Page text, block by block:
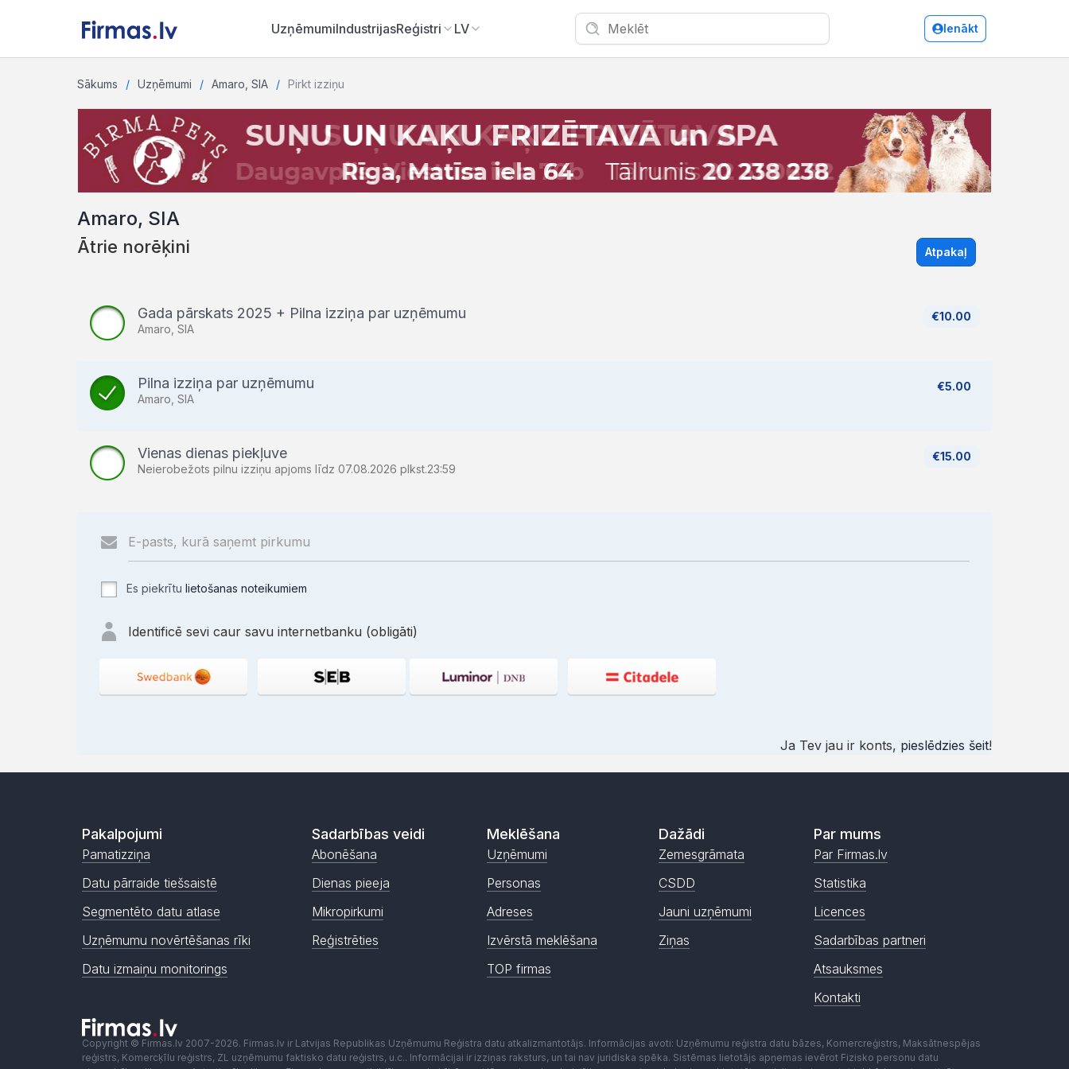
UzņēmumiIndustrijasReģistri LV Ienākt
Sākums Uzņēmumi Amaro, SIA Pirkt izziņu
Amaro, SIA
Ātrie norēķini Atpakaļ
€10.00
Gada pārskats 2025 + Pilna izziņa par uzņēmumu
Amaro, SIA
€5.00
Pilna izziņa par uzņēmumu
Amaro, SIA
€15.00
Vienas dienas piekļuve
Neierobežots pilnu izziņu apjoms līdz 07.08.2026 plkst.23:59
Es piekrītu lietošanas noteikumiem
Identificē sevi caur savu internetbanku (obligāti)
Ja Tev jau ir konts, pieslēdzies šeit!
Pakalpojumi
Pamatizziņa
Datu pārraide tiešsaistē
Segmentēto datu atlase
Uzņēmumu novērtēšanas rīki
Datu izmaiņu monitorings
Sadarbības veidi
Abonēšana
Dienas pieeja
Mikropirkumi
Reģistrēties
Meklēšana
Uzņēmumi
Personas
Adreses
Izvērstā meklēšana
TOP firmas
Dažādi
Zemesgrāmata
CSDD
Jauni uzņēmumi
Ziņas
Par mums
Par Firmas.lv
Statistika
Licences
Sadarbības partneri
Atsauksmes
Kontakti
Copyright © Firmas.lv 2007-2026. Firmas.lv ir Latvijas Republikas Uzņēmumu Reģistra datu atkalizmantotājs. Informācijas avoti: Uzņēmumu reģistra datu bāzes, Komercreģistrs, Maksātnespējas
reģistrs, Komercķīlu reģistrs, ZL uzņēmumu faktisko datu reģistrs, u.c.. Informācijai ir izziņas raksturs, un tai nav juridiska spēka. Sistēmas lietotājs apņemas ievērot Fizisko personu datu